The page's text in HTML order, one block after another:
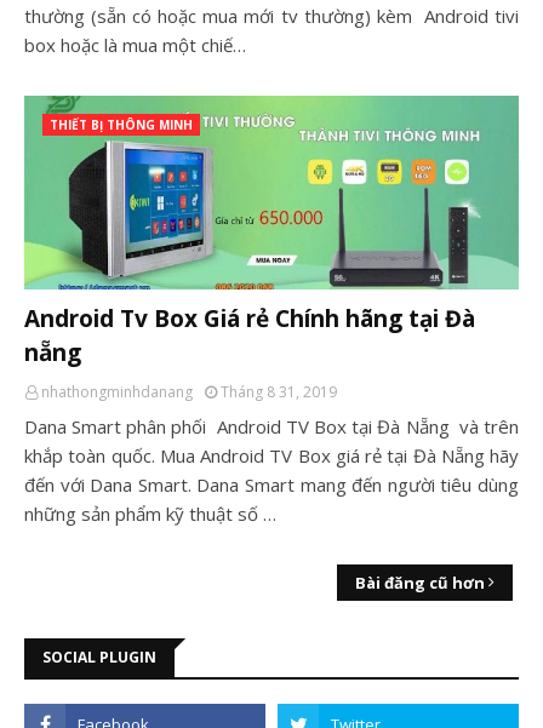
thường (sẵn có hoặc mua mới tv thường) kèm Android tivi
box hoặc là mua một chiế…
THIẾT BỊ THÔNG MINH
Android Tv Box Giá rẻ Chính hãng tại Đà
nẵng
nhathongminhdanang Tháng 8 31, 2019
Dana Smart phân phối Android TV Box tại Đà Nẵng và trên
khắp toàn quốc. Mua Android TV Box giá rẻ tại Đà Nẵng hãy
đến với Dana Smart. Dana Smart mang đến người tiêu dùng
những sản phẩm kỹ thuật số …
Bài đăng cũ hơn
SOCIAL PLUGIN